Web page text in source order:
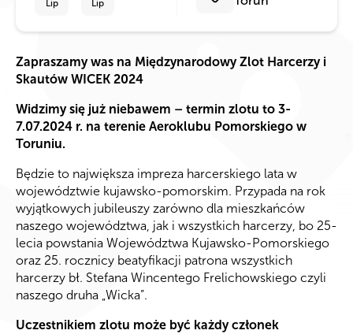
Lip Lip
Zapraszamy was na Międzynarodowy Zlot Harcerzy i
Skautów WICEK 2024
Widzimy się już niebawem – termin zlotu to 3-
7.07.2024 r. na terenie Aeroklubu Pomorskiego w
Toruniu.
Będzie to największa impreza harcerskiego lata w
województwie kujawsko-pomorskim. Przypada na rok
wyjątkowych jubileuszy zarówno dla mieszkańców
naszego województwa, jak i wszystkich harcerzy, bo 25-
lecia powstania Województwa Kujawsko-Pomorskiego
oraz 25. rocznicy beatyfikacji patrona wszystkich
harcerzy bł. Stefana Wincentego Frelichowskiego czyli
naszego druha „Wicka”.
Uczestnikiem zlotu może być każdy członek